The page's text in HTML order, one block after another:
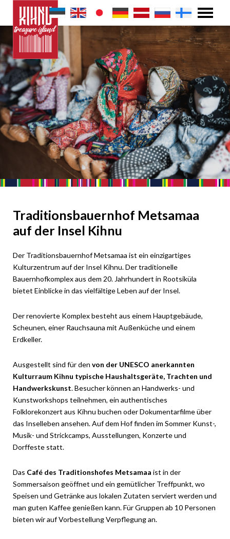
Traditionsbauernhof Metsamaa
auf der Insel Kihnu
Der Traditionsbauernhof Metsamaa ist ein einzigartiges
Kulturzentrum auf der Insel Kihnu. Der traditionelle
Bauernhofkomplex aus dem 20. Jahrhundert in Rootsiküla
bietet Einblicke in das vielfältige Leben auf der Insel.
Der renovierte Komplex besteht aus einem Hauptgebäude,
Scheunen, einer Rauchsauna mit Außenküche und einem
Erdkeller.
Ausgestellt sind für den von der UNESCO anerkannten
Kulturraum Kihnu typische Haushaltsgeräte, Trachten und
Handwerkskunst. Besucher können an Handwerks- und
Kunstworkshops teilnehmen, ein authentisches
Folklorekonzert aus Kihnu buchen oder Dokumentarfilme über
das Inselleben ansehen. Auf dem Hof finden im Sommer Kunst-,
Musik- und Strickcamps, Ausstellungen, Konzerte und
Dorffeste statt.
Das Café des Traditionshofes Metsamaa ist in der
Sommersaison geöffnet und ein gemütlicher Treffpunkt, wo
Speisen und Getränke aus lokalen Zutaten serviert werden und
man guten Kaffee genießen kann. Für Gruppen ab 10 Personen
bieten wir auf Vorbestellung Verpflegung an.